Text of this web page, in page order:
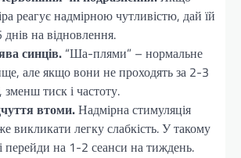
реагує надмірною чутливістю, дай їй
на відновлення.
синців. “Ша-плями” – нормальне
але якщо вони не проходять за 2-3
зменш тиск і частоту.
втоми.Надмірна стимуляція
викликати легку слабкість. У такому
перейди на 1-2 сеанси на тиждень.